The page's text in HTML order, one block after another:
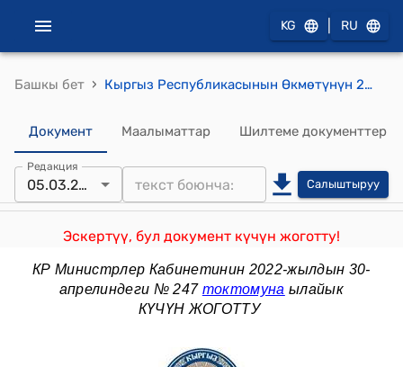
KG RU
Башкы бет › Кыргыз Республикасынын Өкмөтүнүн 2019-жылдын 31-январындагы № 37 "Кыргыз Республикасынын Маданият, маалымат жана туризм министрлигинин алдындагы "Кыргыз туризм" мамлекеттик ишканасын түзүү жөнүндө" токтому
Документ Маалыматтар Шилтеме документтер
Редакция
05.03.2021 Салыштыруу
Эскертүү, бул документ күчүн жоготту!